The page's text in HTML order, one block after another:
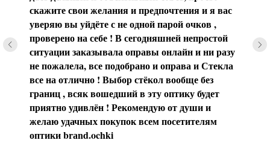
скажите свои желания и предпочтения и я вас
уверяю вы уйдёте с не одной парой очков ,
проверено на себе ! В сегодняшней непростой
ситуации заказывала оправы онлайн и ни разу
не пожалела, все подобрано и оправа и Стекла
все на отлично ! Выбор стёкол вообще без
границ , всяк вошедший в эту оптику будет
приятно удивлён ! Рекомендую от души и
желаю удачных покупок всем посетителям
оптики brаnd.ochki